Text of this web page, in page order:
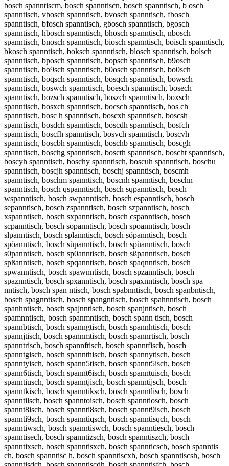
bosch spanntiscm, bosch spanntiscn, bosch spanntisch, b osch
spanntisch, vbosch spanntisch, bvosch spanntisch, fbosch
spanntisch, bfosch spanntisch, gbosch spanntisch, bgosch
spanntisch, hbosch spanntisch, bhosch spanntisch, nbosch
spanntisch, bnosch spanntisch, biosch spanntisch, boisch spanntisch,
bkosch spanntisch, boksch spanntisch, blosch spanntisch, bolsch
spanntisch, bposch spanntisch, bopsch spanntisch, b9osch
spanntisch, bo9sch spanntisch, b0osch spanntisch, bo0sch
spanntisch, boqsch spanntisch, bosqch spanntisch, bowsch
spanntisch, boswch spanntisch, boesch spanntisch, bosech
spanntisch, bozsch spanntisch, boszch spanntisch, boxsch
spanntisch, bosxch spanntisch, bocsch spanntisch, bos ch
spanntisch, bosc h spanntisch, boscxh spanntisch, boscsh
spanntisch, bosdch spanntisch, boscdh spanntisch, bosfch
spanntisch, boscfh spanntisch, bosvch spanntisch, boscvh
spanntisch, boscbh spanntisch, boschb spanntisch, boscgh
spanntisch, boschg spanntisch, boscth spanntisch, boscht spanntisch,
boscyh spanntisch, boschy spanntisch, boscuh spanntisch, boschu
spanntisch, boscjh spanntisch, boschj spanntisch, boscmh
spanntisch, boschm spanntisch, boscnh spanntisch, boschn
spanntisch, bosch qspanntisch, bosch sqpanntisch, bosch
wspanntisch, bosch swpanntisch, bosch espanntisch, bosch
sepanntisch, bosch zspanntisch, bosch szpanntisch, bosch
xspanntisch, bosch sxpanntisch, bosch cspanntisch, bosch
scpanntisch, bosch sopanntisch, bosch spoanntisch, bosch
slpanntisch, bosch splanntisch, bosch söpanntisch, bosch
spöanntisch, bosch süpanntisch, bosch spüanntisch, bosch
s0panntisch, bosch sp0anntisch, bosch sßpanntisch, bosch
spßanntisch, bosch spqanntisch, bosch spaqnntisch, bosch
spwanntisch, bosch spawnntisch, bosch spzanntisch, bosch
spaznntisch, bosch spxanntisch, bosch spaxnntisch, bosch spa
nntisch, bosch span ntisch, bosch spabnntisch, bosch spanbntisch,
bosch spagnntisch, bosch spangntisch, bosch spahnntisch, bosch
spanhntisch, bosch spajnntisch, bosch spanjntisch, bosch
spamnntisch, bosch spanmntisch, bosch spann tisch, bosch
spannbtisch, bosch spanngtisch, bosch spannhtisch, bosch
spannjtisch, bosch spannmtisch, bosch spannrtisch, bosch
spanntrisch, bosch spannftisch, bosch spanntfisch, bosch
spanntgisch, bosch spannthisch, bosch spannytisch, bosch
spanntyisch, bosch spann5tisch, bosch spannt5isch, bosch
spann6tisch, bosch spannt6isch, bosch spanntuisch, bosch
spanntiusch, bosch spanntjisch, bosch spanntijsch, bosch
spanntkisch, bosch spanntiksch, bosch spanntlisch, bosch
spanntilsch, bosch spanntoisch, bosch spanntiosch, bosch
spannt8isch, bosch spannti8sch, bosch spannt9isch, bosch
spannti9sch, bosch spanntiqsch, bosch spanntisqch, bosch
spanntiwsch, bosch spanntiswch, bosch spanntiesch, bosch
spanntisech, bosch spanntizsch, bosch spanntiszch, bosch
spanntixsch, bosch spanntisxch, bosch spannticsch, bosch spanntis
ch, bosch spanntisc h, bosch spanntiscxh, bosch spanntiscsh, bosch